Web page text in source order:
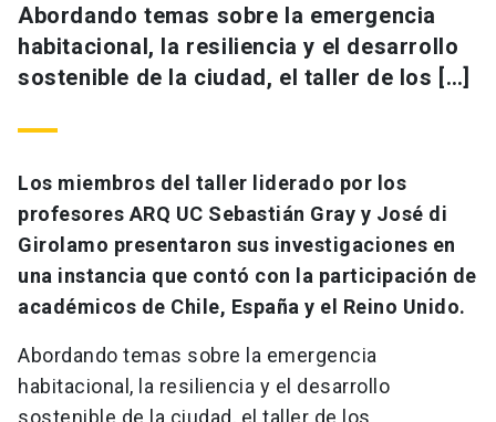
Abordando temas sobre la emergencia
habitacional, la resiliencia y el desarrollo
sostenible de la ciudad, el taller de los […]
Los miembros del taller liderado por los
profesores ARQ UC Sebastián Gray y José di
Girolamo presentaron sus investigaciones en
una instancia que contó con la participación de
académicos de Chile, España y el Reino Unido.
Abordando temas sobre la emergencia
habitacional, la resiliencia y el desarrollo
sostenible de la ciudad, el taller de los